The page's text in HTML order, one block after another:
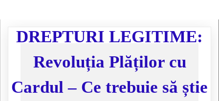
DREPTURI LEGITIME:
Revoluția Plăților cu
Cardul – Ce trebuie să știe